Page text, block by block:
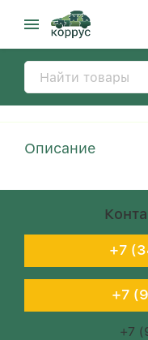
Описание
+7
+7
+7